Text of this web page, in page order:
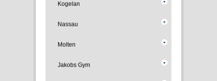
Kogelan
Nassau
Molten
Jakobs Gym